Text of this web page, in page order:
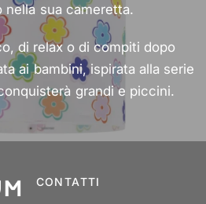
nella sua cameretta.
di relax o di compiti dopo
ai bambini, ispirata alla serie
grandi e piccini.
CONTATTI